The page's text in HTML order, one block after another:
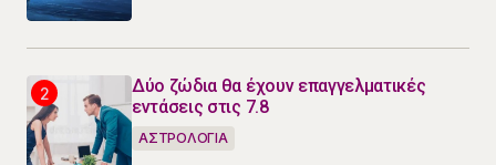
Δύο ζώδια θα έχουν επαγγελματικές
εντάσεις στις 7.8
ΑΣΤΡΟΛΟΓΙΑ